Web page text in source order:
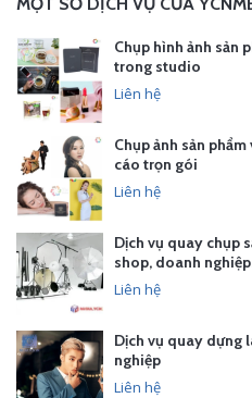
Chụp hình ảnh sản
trong studio
Liên hệ
Chụp ảnh sản
cáo trọn gói
Liên hệ
Dịch vụ quay chụp
shop, doanh
Liên hệ
Dịch vụ quay dựng
nghiệp
Liên hệ